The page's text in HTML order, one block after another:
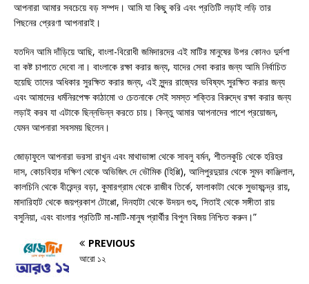
আপনারা আমার সবচেয়ে বড় সম্পদ। আমি যা কিছু করি এবং প্রতিটি লড়াই লড়ি তার
পিছনের প্রেরণা আপনারাই।
যতদিন আমি দাঁড়িয়ে আছি, বাংলা-বিরোধী জমিদারদের এই মাটির মানুষের উপর কোনও দুর্দশা
বা কষ্ট চাপাতে দেবো না। বাংলাকে রক্ষা করার জন্য, যাদের সেবা করার জন্য আমি নির্বাচিত
হয়েছি তাদের অধিকার সুরক্ষিত করার জন্য, এই সুন্দর রাজ্যের ভবিষ্যৎ সুরক্ষিত করার জন্য
এবং আমাদের ধর্মনিরপেক্ষ কাঠামো ও চেতনাকে সেই সমস্ত শক্তির বিরুদ্ধে রক্ষা করার জন্য
লড়াই করব যা এটাকে ছিন্নভিন্ন করতে চায়। কিন্তু আমার আপনাদের পাশে প্রয়োজন,
যেমন আপনারা সবসময় ছিলেন।
জোড়াফুলে আপনারা ভরসা রাখুন এবং মাথাভাঙ্গা থেকে সাবলু বর্মন, শীতলকুচি থেকে হরিহর
দাস, কোচবিহার দক্ষিণ থেকে অভিজিৎ দে ভৌমিক (হিপ্পি), আলিপুরদুয়ার থেকে সুমন কাঞ্জিলাল,
কালচিনি থেকে বীরেন্দ্র বড়া, কুমারগ্রাম থেকে রাজীব তির্কে, ফালাকাটা থেকে সুভাষচন্দ্র রায়,
মাদারিহাট থেকে জয়প্রকাশ টোপ্পো, দিনহাটা থেকে উদয়ন গুহ, সিতাই থেকে সঙ্গীতা রায়
বসুনিয়া, এবং বাংলার প্রতিটি মা-মাটি-মানুষ প্রার্থীর বিপুল বিজয় নিশ্চিত করুন।”
PREVIOUS
আরো ১২